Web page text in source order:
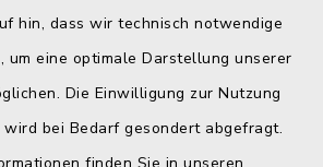
hin, dass wir technisch notwendige
um eine optimale Darstellung unserer
Die Einwilligung zur Nutzung
bei Bedarf gesondert abgefragt.